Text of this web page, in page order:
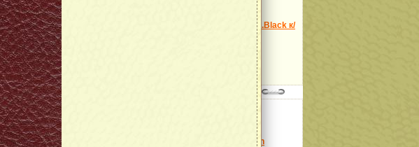
Bottle
Baycast col.Black к/
Tabac Siena Brown